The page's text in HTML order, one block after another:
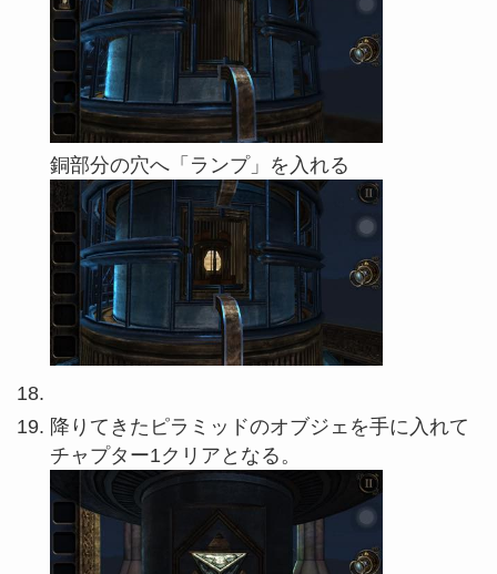
銅部分の穴へ「ランプ」を入れる
降りてきたピラミッドのオブジェを手に入れて
チャプター1クリアとなる。